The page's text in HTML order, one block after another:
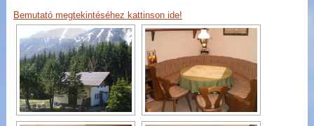
Bemutató megtekintéséhez kattinson ide!